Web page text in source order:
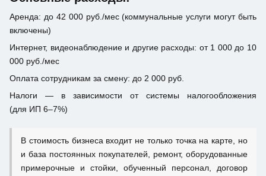
Аренда: до 42 000 руб./мес (коммунальные услуги могут быть
включены)
Интернет, видеонаблюдение и другие расходы: от 1 000 до 10
000 руб./мес
Оплата сотрудникам за смену: до 2 000 руб.
Налоги — в зависимости от системы налогообложения
(для ИП 6–7%)
В стоимость бизнеса входит не только точка на карте, но
и база постоянных покупателей, ремонт, оборудованные
примерочные и стойки, обученный персонал, договор